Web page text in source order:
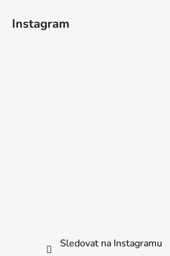
Instagram
Sledovat na Instagramu